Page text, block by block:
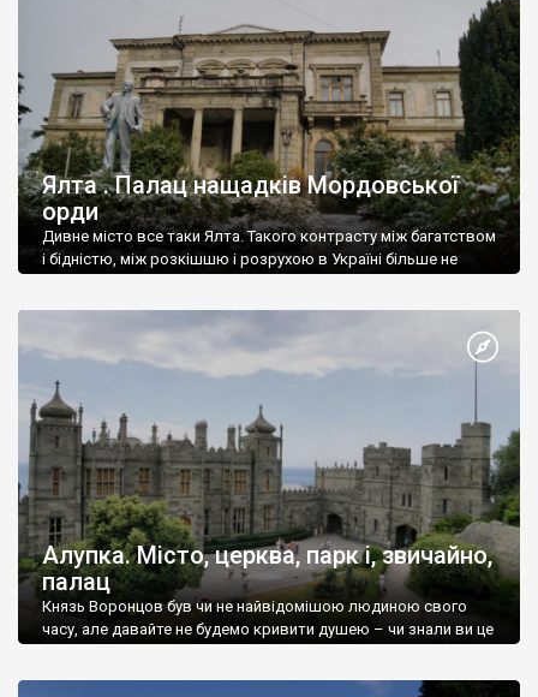
Ялта . Палац нащадків Мордовської
орди
Дивне місто все таки Ялта. Такого контрасту між багатством
і бідністю, між розкішшю і розрухою в Україні більше не
Алупка. Місто, церква, парк і, звичайно,
палац
Князь Воронцов був чи не найвідомішою людиною свого
часу, але давайте не будемо кривити душею – чи знали ви це